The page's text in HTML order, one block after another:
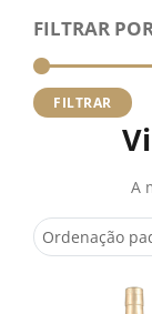
FILTRAR
FILTRAR
A